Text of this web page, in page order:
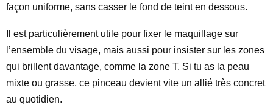
façon uniforme, sans casser le fond de teint en dessous.
Il est particulièrement utile pour fixer le maquillage sur
l’ensemble du visage, mais aussi pour insister sur les zones
qui brillent davantage, comme la zone T. Si tu as la peau
mixte ou grasse, ce pinceau devient vite un allié très concret
au quotidien.